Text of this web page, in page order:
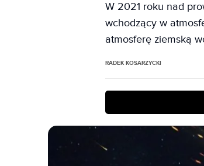
W 2021 roku nad
wchodzący w
atmosferę ziemską
RADEK KOSARZYCKI